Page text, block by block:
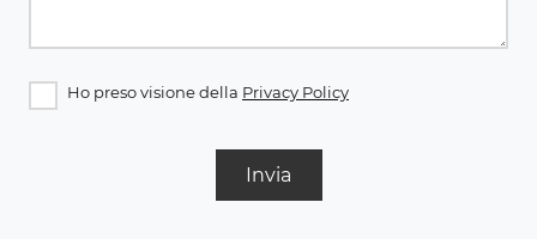
Ho preso visione della Privacy Policy
Invia